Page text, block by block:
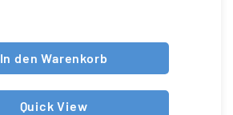
In den Warenkorb
Quick View